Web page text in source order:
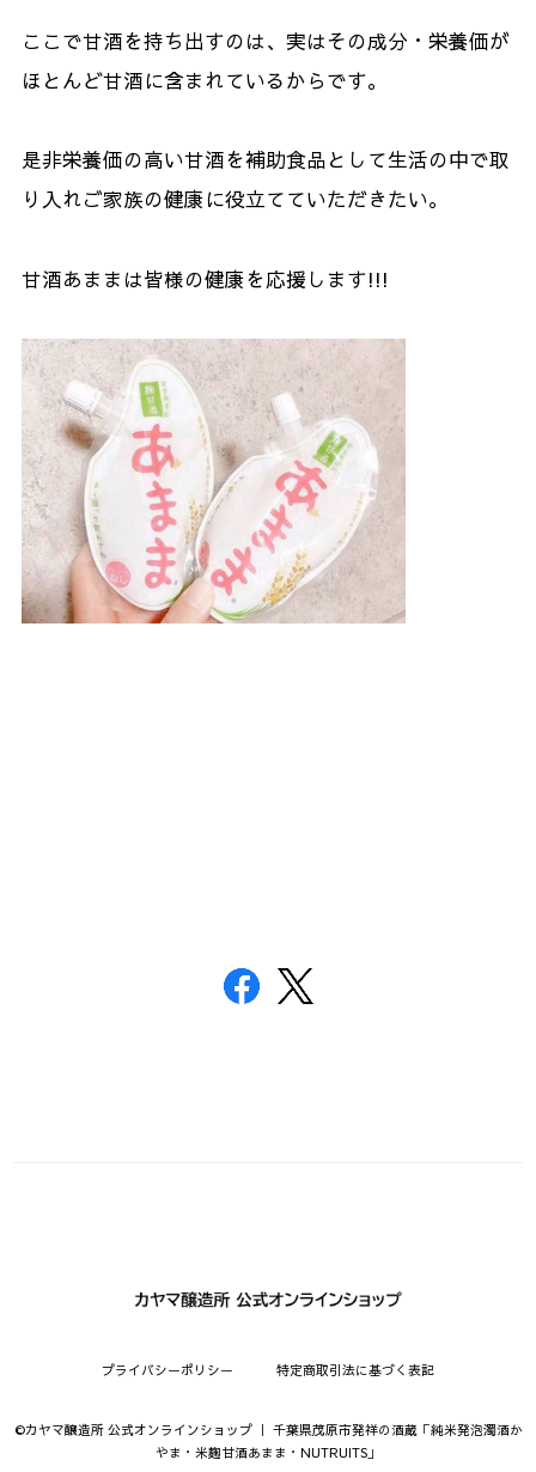
ここで甘酒を持ち出すのは、実はその成分・栄養価が
ほとんど甘酒に含まれているからです。
是非栄養価の高い甘酒を補助食品として生活の中で取
り入れご家族の健康に役立てていただきたい。
甘酒あままは皆様の健康を応援します!!!
プライバシーポリシー 特定商取引法に基づく表記
©︎カヤマ醸造所 公式オンラインショップ ｜ 千葉県茂原市発祥の酒蔵「純米発泡濁酒か
やま・米麹甘酒あまま・NUTRUITS」